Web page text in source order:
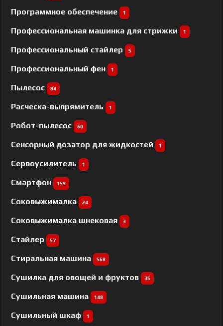
Программное обеспечение 1
Профессиональная машинка для стрижки 1
Профессиональный cтайлер 5
Профессиональный фен 1
Пылесос 84
Расческа-выпрямитель 1
Робот-пылесос 60
Сенсорный дозатор для жидкостей 1
Сервоусилитель 1
Смартфон 159
Соковыжималка 24
Соковыжималка шнековая 3
Стайлер 57
Стиральная машина 568
Сушилка для овощей и фруктов 35
Сушильная машина 148
Сушильный шкаф 1